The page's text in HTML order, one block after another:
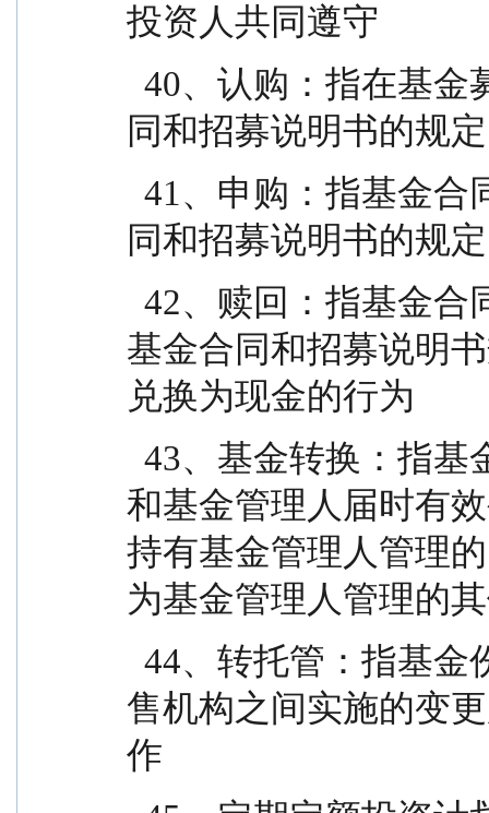
投资人共同遵守
同和招募说明书的规
同和招募说明书的规
基金合同和招募说明
兑换为现金的行为
和基金管理人届时有
持有基金管理人管理
为基金管理人管理的
售机构之间实施的变
作